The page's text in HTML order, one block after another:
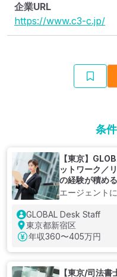
企業URL
https://www.c3-c.jp/
条
【東京】
ットワーク／
の経験が積め
エージェント
GLOBAL Desk Staff
東京都新宿区
年収360〜405万円
【東京/司法